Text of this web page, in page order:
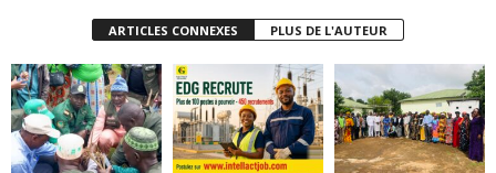
ARTICLES CONNEXES PLUS DE L'AUTEUR